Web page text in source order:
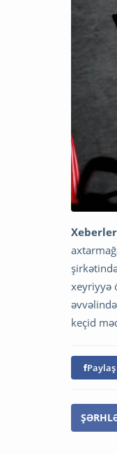
xeyriyyə
keçid
Paylaş